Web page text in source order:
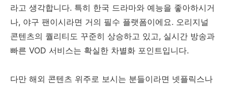
라고 생각합니다. 특히 한국 드라마와 예능을 좋아하시거
나, 야구 팬이시라면 거의 필수 플랫폼이에요. 오리지널
콘텐츠의 퀄리티도 꾸준히 상승하고 있고, 실시간 방송과
빠른 VOD 서비스는 확실한 차별화 포인트입니다.
다만 해외 콘텐츠 위주로 보시는 분들이라면 넷플릭스나